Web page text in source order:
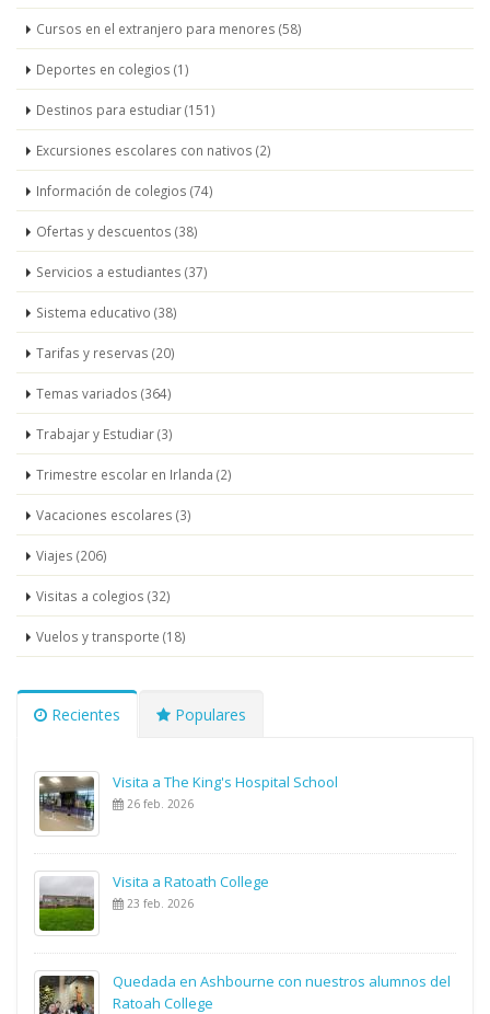
Cursos en el extranjero para menores (58)
Deportes en colegios (1)
Destinos para estudiar (151)
Excursiones escolares con nativos (2)
Información de colegios (74)
Ofertas y descuentos (38)
Servicios a estudiantes (37)
Sistema educativo (38)
Tarifas y reservas (20)
Temas variados (364)
Trabajar y Estudiar (3)
Trimestre escolar en Irlanda (2)
Vacaciones escolares (3)
Viajes (206)
Visitas a colegios (32)
Vuelos y transporte (18)
Recientes Populares
Visita a The King's Hospital School
26 feb. 2026
Visita a Ratoath College
23 feb. 2026
Quedada en Ashbourne con nuestros alumnos del
Ratoah College